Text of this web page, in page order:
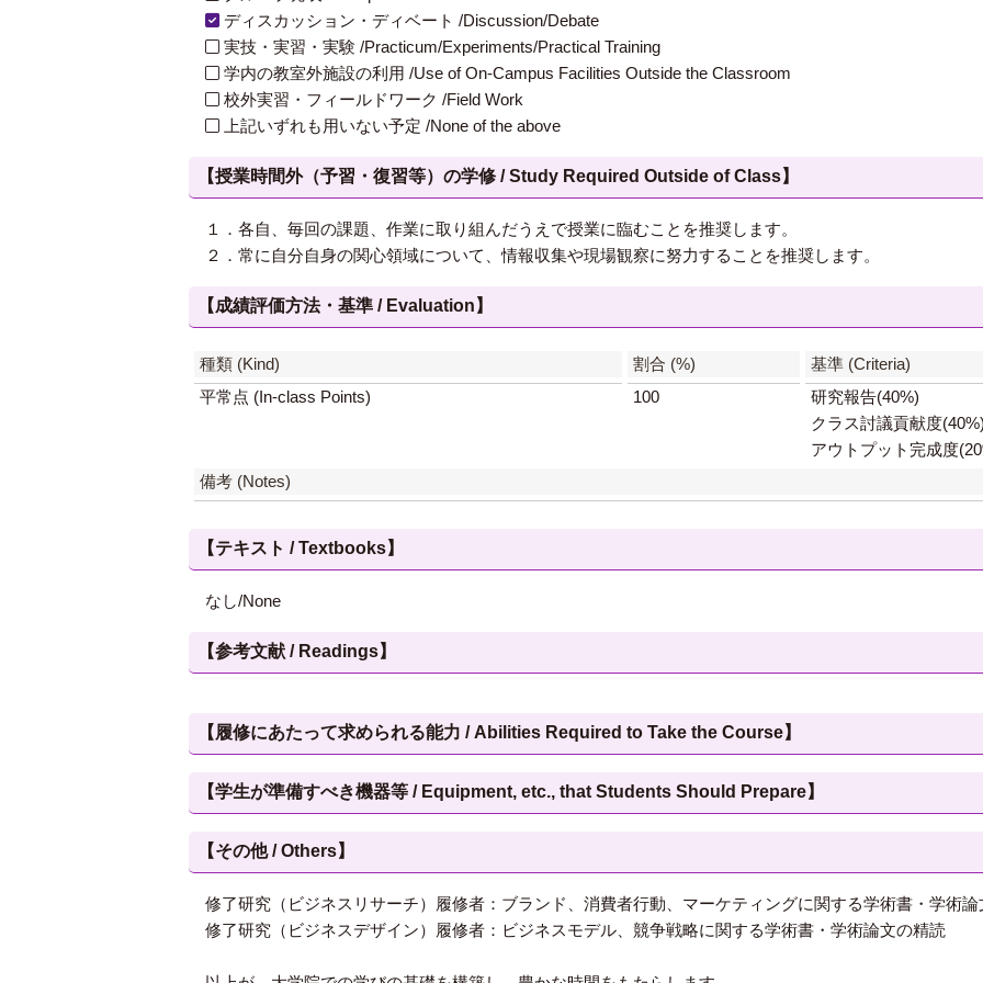
ディスカッション・ディベート /Discussion/Debate
実技・実習・実験 /Practicum/Experiments/Practical Training
学内の教室外施設の利用 /Use of On-Campus Facilities Outside the Classroom
校外実習・フィールドワーク /Field Work
上記いずれも用いない予定 /None of the above
【授業時間外（予習・復習等）の学修 / Study Required Outside of Class】
１．各自、毎回の課題、作業に取り組んだうえで授業に臨むことを推奨します。
２．常に自分自身の関心領域について、情報収集や現場観察に努力することを推奨します。
【成績評価方法・基準 / Evaluation】
種類 (Kind) 割合 (%)
基準 (Criteria)
平常点 (In-class Points)
100
研究報告(40%)
クラス討議貢献度
アウトプット完成度
備考 (Notes)
【テキスト / Textbooks】
なし/None
【参考文献 / Readings】
【履修にあたって求められる能力 / Abilities Required to Take the Course】
【学生が準備すべき機器等 / Equipment, etc., that Students Should Prepare】
【その他 / Others】
修了研究（ビジネスリサーチ）履修者：ブランド、消費者行動、マーケティングに関する学術書・学術論
修了研究（ビジネスデザイン）履修者：ビジネスモデル、競争戦略に関する学術書・学術論文の精読